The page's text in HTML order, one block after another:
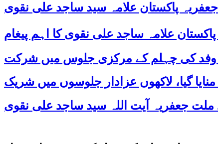
پاکستان علامہ سید ساجد علی نقوی
وفد کی چہلم کے مرکزی جلوس میں شرکت